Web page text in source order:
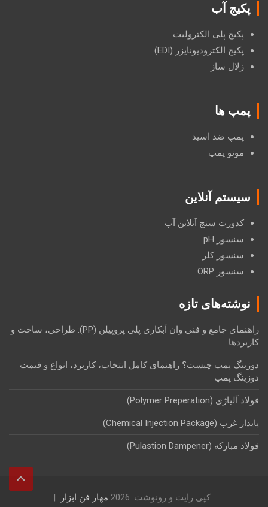
پکیج آب
پکیج پلی الکترولیت
پکیج الکترودیونایزر (EDI)
زلال ساز
پمپ ها
پمپ ضد اسید
مونو پمپ
سیستم آنلاین
کدورت سنج آنلاین آب
سنسور pH
سنسور کلر
سنسور ORP
نوشته‌های تازه
راهنمای جامع و فنی وان آبکاری پلی پروپیلن (PP): طراحی، ساخت و
کاربردها
دوزینگ پمپ چیست؟ راهنمای کامل انتخاب، کاربرد، انواع و قیمت
دوزینگ پمپ
فولاد آلیاژی (Polymer Preperation)
پایدار غرب (Chemical Injection Package)
فولاد مبارکه (Pulastion Dampener)
کپی رایت و رونوشت: 2026 مهار فن ابزار